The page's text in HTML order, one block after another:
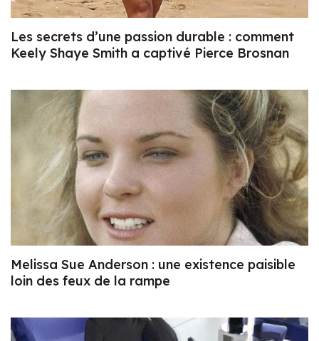
Les secrets d’une passion durable : comment
Keely Shaye Smith a captivé Pierce Brosnan
Melissa Sue Anderson : une existence paisible
loin des feux de la rampe